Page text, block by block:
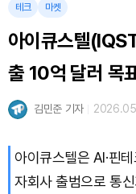
테크 마켓
아이큐스텔
출 10억 달러 목
김민준 기자
아이큐스텔은 AI·핀
자회사 출범으로 통